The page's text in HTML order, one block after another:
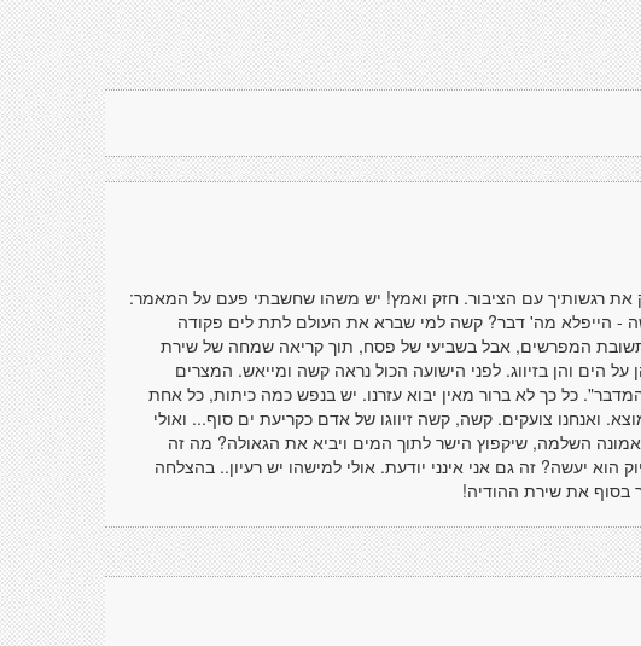
את רגשותיך עם הציבור. חזק ואמץ! יש משהו שחשבתי פעם על המאמר:
- הייפלא מה' דבר? קשה למי שברא את העולם לתת לים פקודה
תשובת המפרשים, אבל בשביעי של פסח, תוך קריאה שמחה של שירת
הים והן בזיווג. לפני הישועה הכול נראה קשה ומייאש. המצרים
כל כך לא ברור מאין יבוא עזרנו. יש בנפש כמה כיתות, כל אחת
ואנחנו צועקים. קשה, קשה זיווגו של אדם כקריעת ים סוף... ואולי
השלמה, שיקפוץ הישר לתוך המים ויביא את הגאולה? מה זה
הוא יעשה? זה גם אני אינני יודעת. אולי למישהו יש רעיון.. בהצלחה
בסוף את שירת ההודיה!